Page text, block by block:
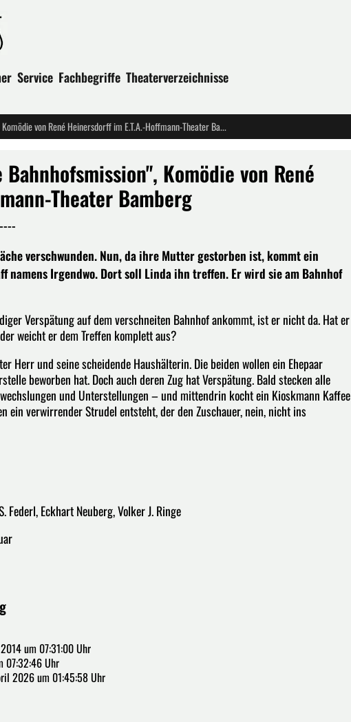
Service Fachbegriffe Theaterverzeichnisse
"Endstation Irgendwo. Eine Bahnhofsmission", Komödie von René Heinersdorff im E.T.A.-Hoffmann-Theater Bamberg
Komödie von René
Theater Bamberg
verschwunden. Nun, da ihre Mutter gestorben ist, kommt ein
namens Irgendwo. Dort soll Linda ihn treffen. Er wird sie am Bahnhof
Verspätung auf dem verschneiten Bahnhof ankommt, ist er nicht da. Hat er
weicht er dem Treffen komplett aus?
Herr und seine scheidende Haushälterin. Die beiden wollen ein Ehepaar
beworben hat. Doch auch deren Zug hat Verspätung. Bald stecken alle
und Unterstellungen – und mittendrin kocht ein Kioskmann Kaffee
ein verwirrender Strudel entsteht, der den Zuschauer, nein, nicht ins
Federl, Eckhart Neuberg, Volker J. Ringe
um 07:31:00 Uhr
07:32:46 Uhr
2026 um 01:45:58 Uhr